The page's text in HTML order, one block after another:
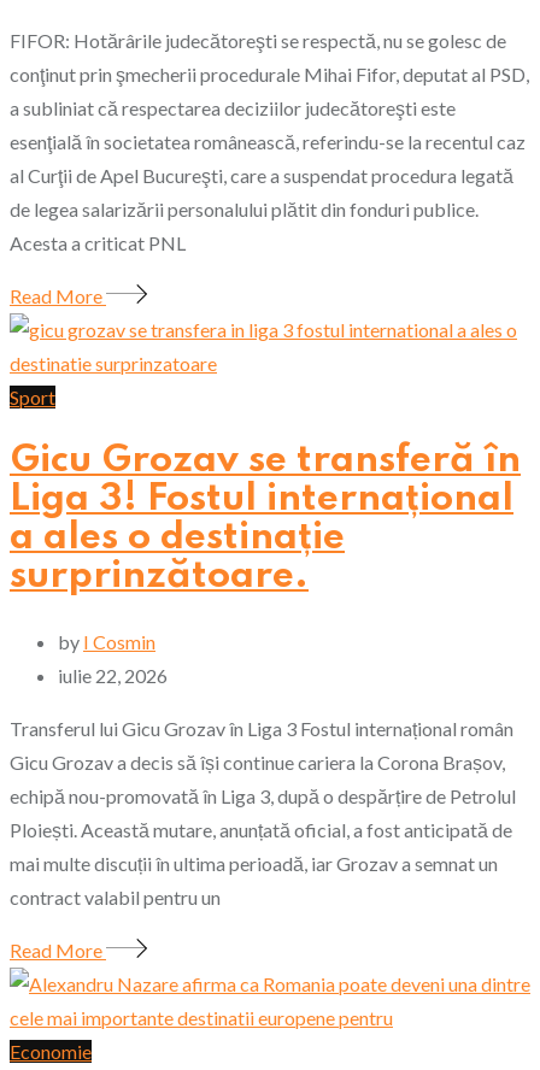
FIFOR: Hotărârile judecătoreşti se respectă, nu se golesc de
conţinut prin şmecherii procedurale Mihai Fifor, deputat al PSD,
a subliniat că respectarea deciziilor judecătoreşti este
esenţială în societatea românească, referindu-se la recentul caz
al Curţii de Apel Bucureşti, care a suspendat procedura legată
de legea salarizării personalului plătit din fonduri publice.
Acesta a criticat PNL
Read More
Sport
Gicu Grozav se transferă în
Liga 3! Fostul internațional
a ales o destinație
surprinzătoare.
by I Cosmin
iulie 22, 2026
Transferul lui Gicu Grozav în Liga 3 Fostul internațional român
Gicu Grozav a decis să își continue cariera la Corona Brașov,
echipă nou-promovată în Liga 3, după o despărțire de Petrolul
Ploiești. Această mutare, anunțată oficial, a fost anticipată de
mai multe discuții în ultima perioadă, iar Grozav a semnat un
contract valabil pentru un
Read More
Economie